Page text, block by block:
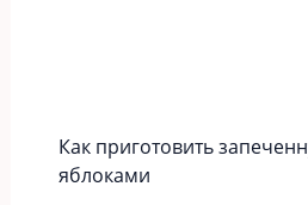
Как приготовить
яблоками